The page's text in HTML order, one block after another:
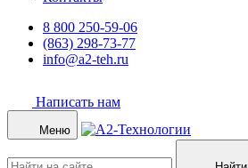
8 800 250-59-06
(863) 298-73-77
info@a2-teh.ru
Написать нам
Меню